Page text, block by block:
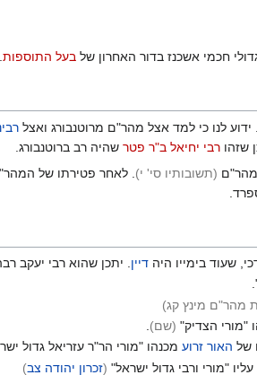
חכמי אשכנז בדור האחרון של בעל התוספות
ידוע לנו כי למד אצל מהר"ם מרוטנבורג ואצל
שזהו רבי יחיאל ב"ר פטר שהיה רב ברוטנבורג.
(תשובותיו סי' י). לאחר פטירתו של
שעוד בימייו היהדיין . יתכן שהוא רבי יעקב
מהר"ם מינץ קג)
"מורי הצדיק" (שם)
של האור זרוע מכנהו "מורי הר"ר עזריאל גדול
"מורי ורבי גדול ישראל" (זכרון יהודה צב)